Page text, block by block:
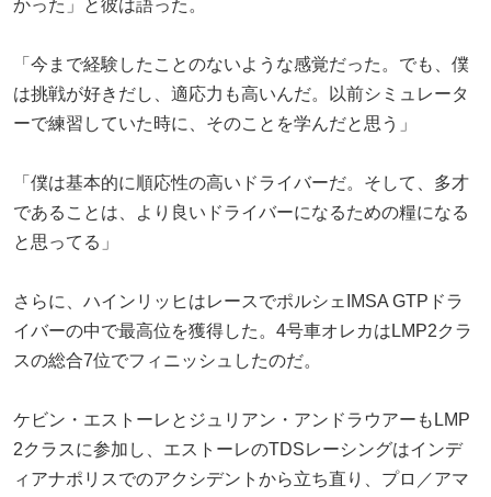
かった」と彼は語った。
「今まで経験したことのないような感覚だった。でも、僕
は挑戦が好きだし、適応力も高いんだ。以前シミュレータ
ーで練習していた時に、そのことを学んだと思う」
「僕は基本的に順応性の高いドライバーだ。そして、多才
であることは、より良いドライバーになるための糧になる
と思ってる」
さらに、ハインリッヒはレースでポルシェIMSA GTPドラ
イバーの中で最高位を獲得した。4号車オレカはLMP2クラ
スの総合7位でフィニッシュしたのだ。
ケビン・エストーレとジュリアン・アンドラウアーもLMP
2クラスに参加し、エストーレのTDSレーシングはインデ
ィアナポリスでのアクシデントから立ち直り、プロ／アマ